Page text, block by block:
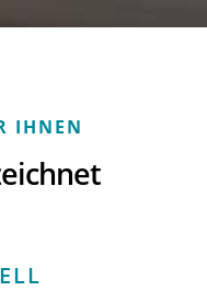
IHNEN